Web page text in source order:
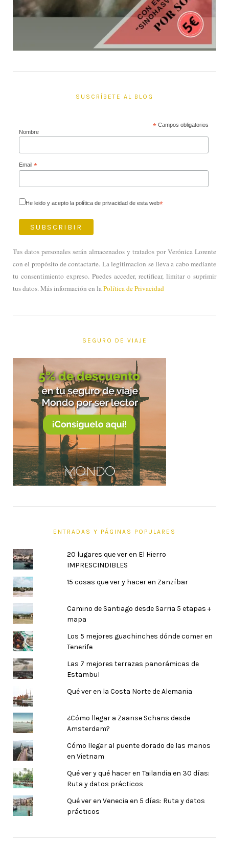
SUSCRÍBETE AL BLOG
*Campos obligatorios
Nombre
Email *
He leido y acepto la política de privacidad de esta web*
Tus datos personales serán almacenados y tratados por Verónica Lorente
con el propósito de contactarte. La legitimacion se lleva a cabo mediante
tu consentimiento expreso. Puedes acceder, rectificar, limitar o suprimir
tus datos. Más información en laPolítica de Privacidad
SEGURO DE VIAJE
ENTRADAS Y PÁGINAS POPULARES
20 lugares que ver en El Hierro
IMPRESCINDIBLES
15 cosas que ver y hacer en Zanzíbar
Camino de Santiago desde Sarria 5 etapas +
mapa
Los 5 mejores guachinches dónde comer en
Tenerife
Las 7 mejores terrazas panorámicas de
Estambul
Qué ver en la Costa Norte de Alemania
¿Cómo llegar a Zaanse Schans desde
Amsterdam?
Cómo llegar al puente dorado de las manos
en Vietnam
Qué ver y qué hacer en Tailandia en 30 días:
Ruta y datos prácticos
Qué ver en Venecia en 5 días: Ruta y datos
prácticos